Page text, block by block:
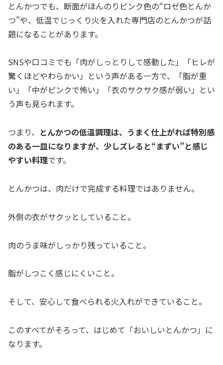
とんかつでも、断面がほんのりピンク色の“ロゼ色とんか
つ”や、低温でじっくり火を入れた専門店のとんかつが話
題になることがあります。
SNSや口コミでも「肉がしっとりして感動した」「ヒレが
驚くほどやわらかい」という声がある一方で、「脂が重
い」「中がピンクで怖い」「衣のサクサク感が弱い」とい
う声も見られます。
つまり、 とんかつの低温調理は、うまく仕上がれば特別感
のある一皿になりますが、少しズレると“まずい”と感じ
やすい料理です。
とんかつは、肉だけで完成する料理ではありません。
外側の衣がサクッとしていること。
肉のうま味がしっかり残っていること。
脂がしつこく感じにくいこと。
そして、安心して食べられる火入れができていること。
このすべてがそろって、はじめて「おいしいとんかつ」に
なります。